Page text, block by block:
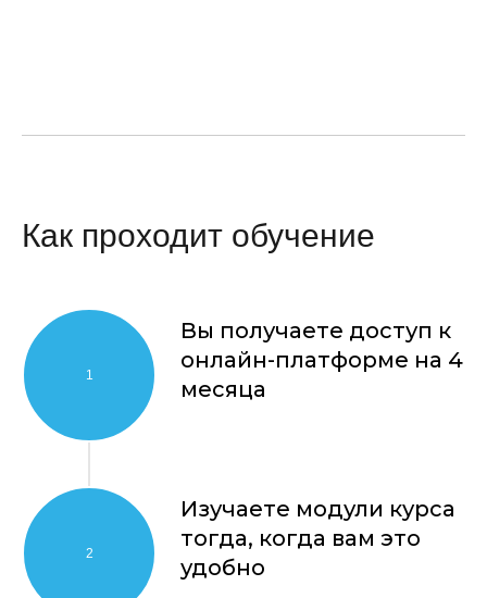
Как проходит обучение
Вы получаете доступ к
онлайн-платформе на 4
месяца
Изучаете модули курса
тогда, когда вам это
удобно